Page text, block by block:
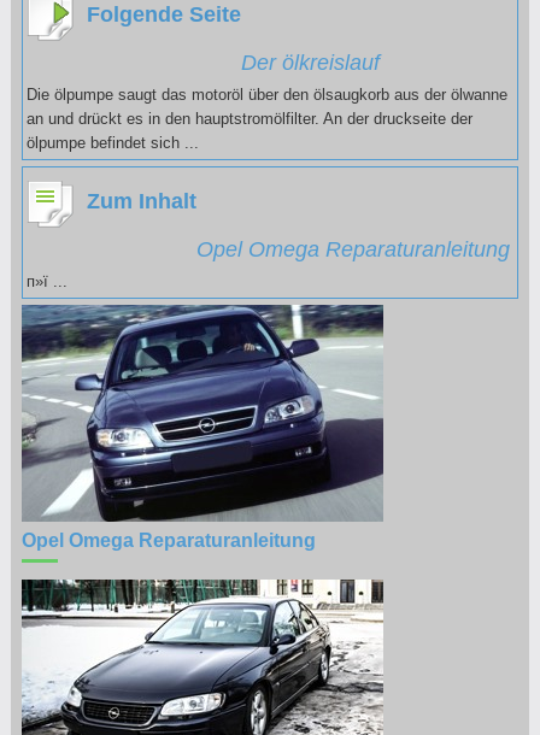
Folgende Seite
Der ölkreislauf
Die ölpumpe saugt das motoröl über den ölsaugkorb aus der ölwanne
an und drückt es in den hauptstromölfilter. An der druckseite der
ölpumpe befindet sich ...
Zum Inhalt
Opel Omega Reparaturanleitung
п»ї ...
Opel Omega Reparaturanleitung